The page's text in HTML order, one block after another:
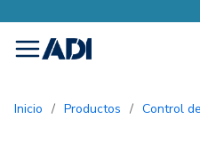
menu
Inicio / Productos / Control